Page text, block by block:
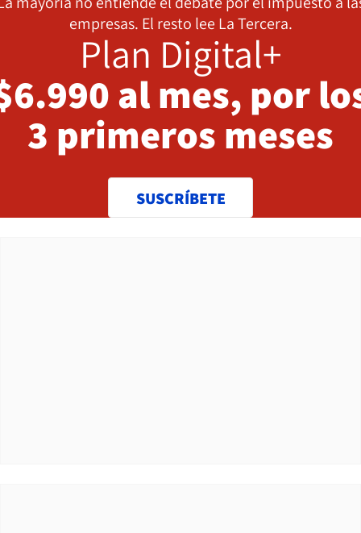
empresas. El resto lee La Tercera.
Plan Digital+
al mes, por
3 primeros meses
SUSCRÍBETE